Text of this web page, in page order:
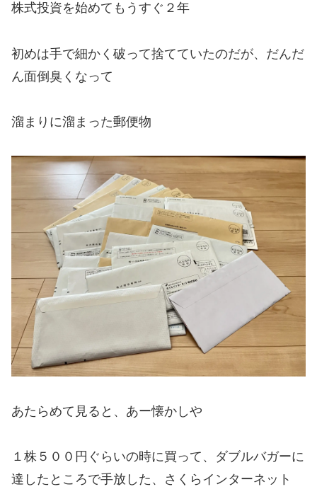
株式投資を始めてもうすぐ２年
初めは手で細かく破って捨てていたのだが、だんだ
ん面倒臭くなって
溜まりに溜まった郵便物
あたらめて見ると、あー懐かしや
１株５００円ぐらいの時に買って、ダブルバガーに
達したところで手放した、さくらインターネット